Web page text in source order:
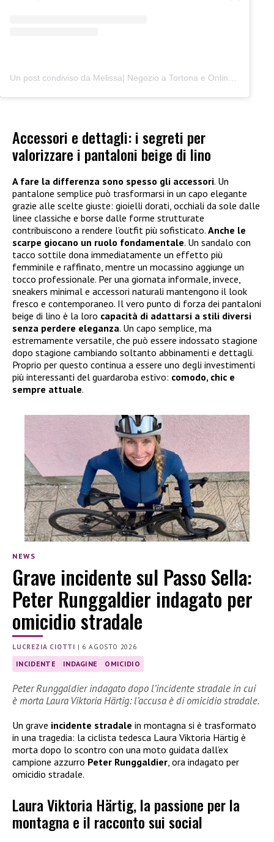
Un post condiviso da Melissa| Negozio a Tortona e Online (@junocreativelab)
Accessori e dettagli: i segreti per
valorizzare i pantaloni beige di lino
A fare la differenza sono spesso gli accessori. Un
pantalone semplice può trasformarsi in un capo elegante
grazie alle scelte giuste: gioielli dorati, occhiali da sole dalle
linee classiche e borse dalle forme strutturate
contribuiscono a rendere l’outfit più sofisticato. Anche le
scarpe giocano un ruolo fondamentale. Un sandalo con
tacco sottile dona immediatamente un effetto più
femminile e raffinato, mentre un mocassino aggiunge un
tocco professionale. Per una giornata informale, invece,
sneakers minimal e accessori naturali mantengono il look
fresco e contemporaneo. Il vero punto di forza dei pantaloni
beige di lino è la loro capacità di adattarsi a stili diversi
senza perdere eleganza. Un capo semplice, ma
estremamente versatile, che può essere indossato stagione
dopo stagione cambiando soltanto abbinamenti e dettagli.
Proprio per questo continua a essere uno degli investimenti
più interessanti del guardaroba estivo: comodo, chic e
sempre attuale.
NEWS
Grave incidente sul Passo Sella:
Peter Runggaldier indagato per
omicidio stradale
LUCREZIA CIOTTI | 6 AGOSTO 2026
INCIDENTE INDAGINE OMICIDIO
Peter Runggaldier indagato dopo l’incidente stradale in cui
è morta Laura Viktoria Härtig: l’accusa è di omicidio stradale.
Un grave incidente stradale in montagna si è trasformato
in una tragedia: la ciclista tedesca Laura Viktoria Härtig è
morta dopo lo scontro con una moto guidata dall’ex
campione azzurro Peter Runggaldier , ora indagato per
omicidio stradale.
Laura Viktoria Härtig, la passione per la
montagna e il racconto sui social